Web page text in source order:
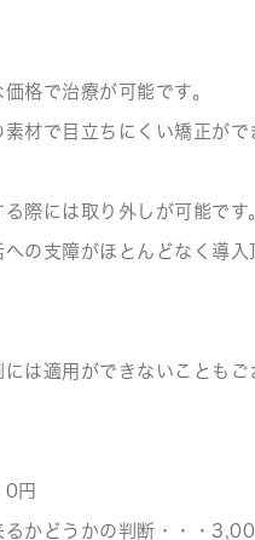
価格で治療が可能です。
素材で目立ちにくい矯正がで
る際には取り外しが可能です
への支障がほとんどなく導入
は適用ができないこともご
0円
るかどうかの判断・・・